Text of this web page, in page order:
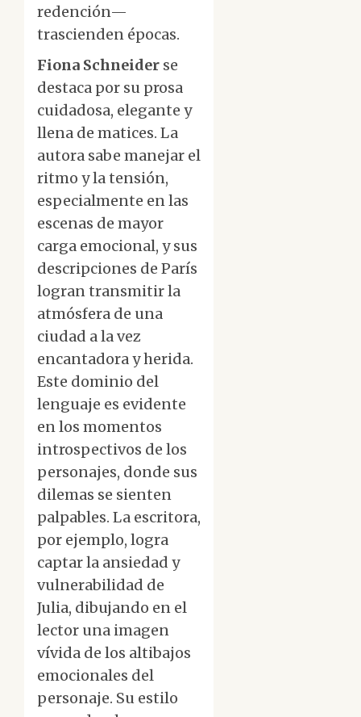
redención—
trascienden épocas.
Fiona Schneider se
destaca por su prosa
cuidadosa, elegante y
llena de matices. La
autora sabe manejar el
ritmo y la tensión,
especialmente en las
escenas de mayor
carga emocional, y sus
descripciones de París
logran transmitir la
atmósfera de una
ciudad a la vez
encantadora y herida.
Este dominio del
lenguaje es evidente
en los momentos
introspectivos de los
personajes, donde sus
dilemas se sienten
palpables. La escritora,
por ejemplo, logra
captar la ansiedad y
vulnerabilidad de
Julia, dibujando en el
lector una imagen
vívida de los altibajos
emocionales del
personaje. Su estilo